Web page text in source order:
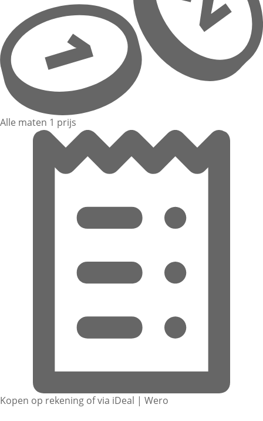
Alle maten 1 prijs
Kopen op rekening of via iDeal | Wero